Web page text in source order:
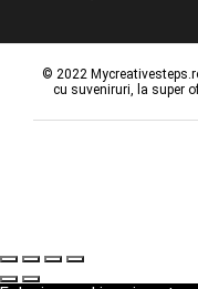
© 2022
cu suveniruri, la super